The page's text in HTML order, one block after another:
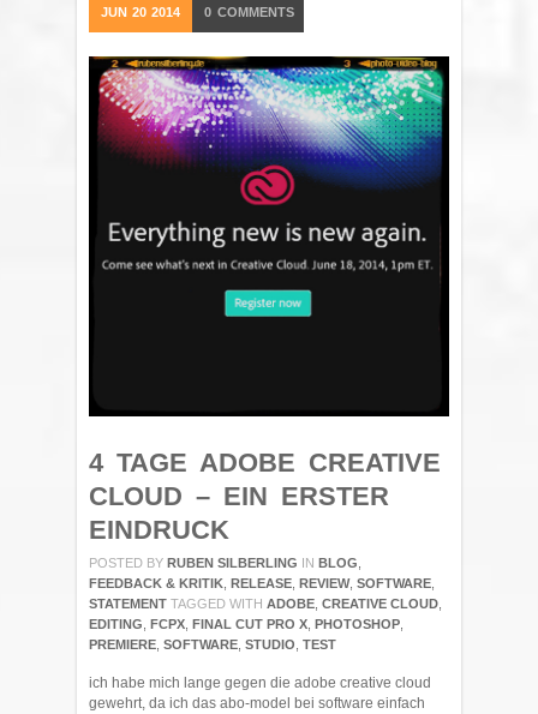
JUN 20 2014 0 COMMENTS
4 TAGE ADOBE CREATIVE
CLOUD – EIN ERSTER
EINDRUCK
POSTED BY RUBEN SILBERLING IN BLOG
FEEDBACK & KRITIK RELEASE REVIEW, SOFTWARE
STATEMENT TAGGED WITH ADOBE CREATIVE CLOUD
EDITING FCPX FINAL CUT PRO X PHOTOSHOP
PREMIERE SOFTWARE STUDIO TEST
ich habe mich lange gegen die adobe creative cloud
gewehrt, da ich das abo-model bei software einfach